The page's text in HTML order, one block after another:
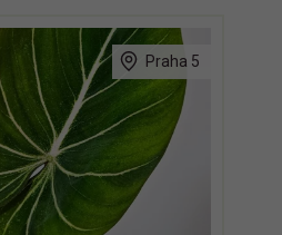
Praha 5